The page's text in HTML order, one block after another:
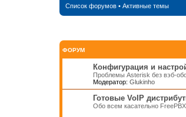
Список форумов• Активные темы
ФОРУМ
Конфигурация и
Проблемы Asterisk без вэб-
Модератор: Glukinho
Готовые VoIP
Обо всем касательно